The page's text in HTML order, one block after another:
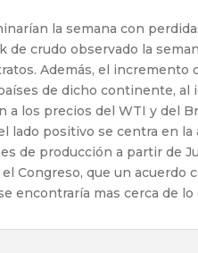
la semana con
crudo observado la
Además, el incremento
de dicho continente, al
a los precios del WTI y del
lado positivo se centra en
de producción a partir de
Congreso, que un acuerdo
encontraría mas cerca de lo